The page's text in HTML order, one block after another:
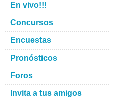
En vivo!!!
Concursos
Encuestas
Pronósticos
Foros
Invita a tus amigos